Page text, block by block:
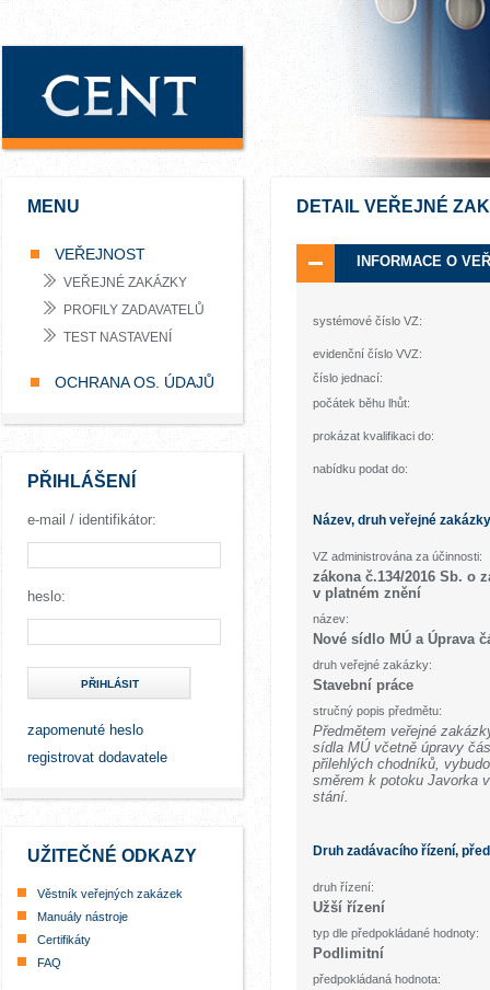
MENU
VEŘEJNOST
VEŘEJNÉ ZAKÁZKY
PROFILY ZADAVATELŮ
TEST NASTAVENÍ
OCHRANA OS. ÚDAJŮ
PŘIHLÁŠENÍ
e-mail / identifikátor:
heslo:
PŘIHLÁSIT
zapomenuté heslo
registrovat dodavatele
UŽITEČNÉ ODKAZY
Věstník veřejných zakázek
Manuály nástroje
Certifikáty
FAQ
DETAIL VEŘEJNÉ
INFORMACE O
systémové číslo VZ:
evidenční číslo VVZ:
číslo jednací:
počátek běhu lhůt:
prokázat kvalifikaci do:
nabídku podat do:
Název, druh veřejné
VZ administrována za účinnosti:
zákona č.134/2016 Sb. o
v platném znění
název:
Nové sídlo MÚ a Úprava
druh veřejné zakázky:
Stavební práce
stručný popis předmětu:
Předmětem veřejné
sídla MÚ včetně úpravy
přilehlých chodníků,
směrem k potoku Javorka
stání.
Druh zadávacího řízení,
druh řízení:
Užší řízení
typ dle předpokládané hodnoty:
Podlimitní
předpokládaná hodnota: